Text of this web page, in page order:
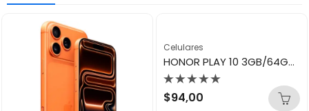
Celulares
HONOR PLAY 10 3GB/64GB PURPLE
Valorado
con
$94,00